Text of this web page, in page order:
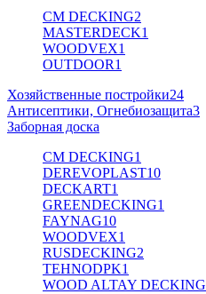
CM DECKING2
MASTERDECK1
WOODVEX1
OUTDOOR1
Хозяйственные постройки24
Антисептики, Огнебиозащита3
Заборная доска
CM DECKING1
DEREVOPLAST10
DECKART1
GREENDECKING1
FAYNAG10
WOODVEX1
RUSDECKING2
TEHNODPK1
WOOD ALTAY DECKING